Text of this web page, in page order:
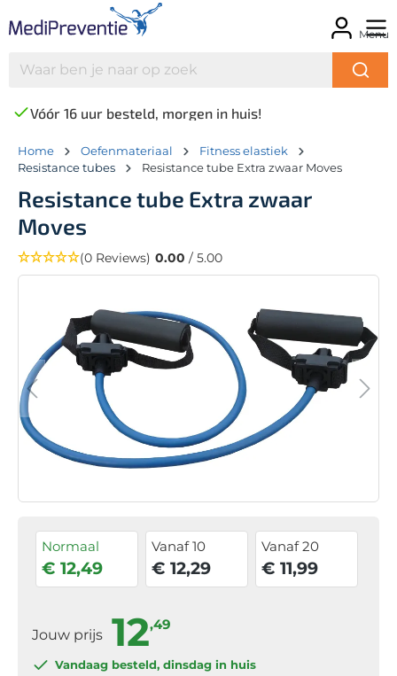
Menu
Vóór 16 uur besteld, morgen in huis!
Home Oefenmateriaal
Fitness elastiek
Resistance tubes
Resistance tube Extra zwaar Moves
Resistance tube Extra zwaar
Moves
(0 Reviews) 0.00 / 5.00
Normaal
€ 12,49
Vanaf 10
€ 12,29
Vanaf 20
€ 11,99
Jouw prijs 12,49
Vandaag besteld, dinsdag in huis